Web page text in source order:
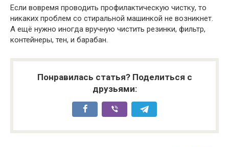
Если вовремя проводить профилактическую чистку, то
никаких проблем со стиральной машинкой не возникнет.
А ещё нужно иногда вручную чистить резинки, фильтр,
контейнеры, тен, и барабан.
Понравилась статья? Поделиться с
друзьями: